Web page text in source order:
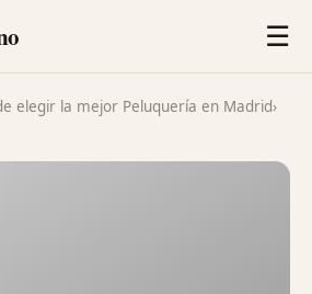
☰
elegir la mejor Peluquería en Madrid›